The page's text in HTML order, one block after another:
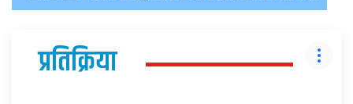
प्रतिक्रिया